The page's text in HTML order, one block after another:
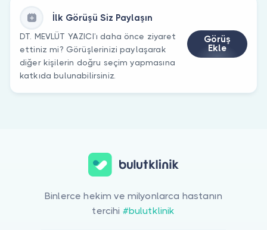
İlk Görüşü Siz Paylaşın
DT. MEVLÜT YAZICI’ı daha önce ziyaret
ettiniz mi? Görüşlerinizi paylaşarak
diğer kişilerin doğru seçim yapmasına
katkıda bulunabilirsiniz.
Görüş
Ekle
Binlerce hekim ve milyonlarca hastanın
tercihi #bulutklinik